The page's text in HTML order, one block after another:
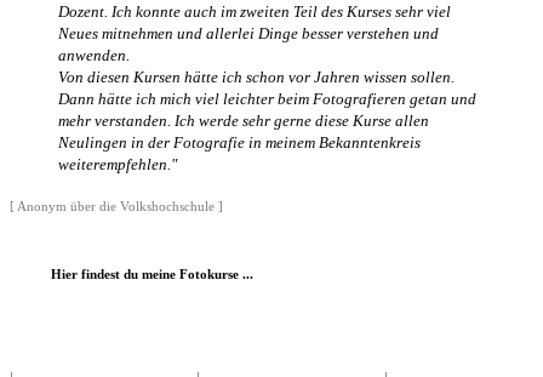
Dozent. Ich konnte auch im zweiten Teil des Kurses sehr viel
Neues mitnehmen und allerlei Dinge besser verstehen und
anwenden.
Von diesen Kursen hätte ich schon vor Jahren wissen sollen.
Dann hätte ich mich viel leichter beim Fotografieren getan und
mehr verstanden. Ich werde sehr gerne diese Kurse allen
Neulingen in der Fotografie in meinem Bekanntenkreis
weiterempfehlen."
[ Anonym über die Volkshochschule ]
Hier findest du meine Fotokurse ...